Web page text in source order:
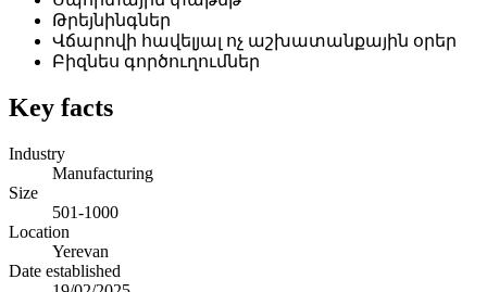
Թրեյնինգներ
Վճարովի հավելյալ ոչ աշխատանքային օրեր
Բիզնես գործուղումներ
Key facts
Industry
Manufacturing
Size
501-1000
Location
Yerevan
Date established